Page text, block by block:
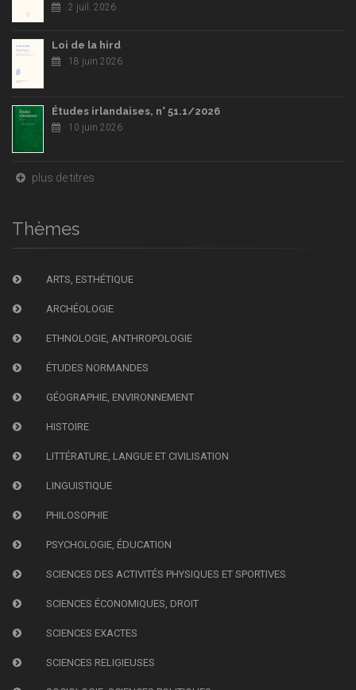
2 juil. 2026
Loi de la hird
18 juin 2026
Études irlandaises, n° 51.1/2026
10 juin 2026
plus de titres
Thèmes
ARTS, ESTHÉTIQUE
ARCHÉOLOGIE
ETHNOLOGIE, ANTHROPOLOGIE
ÉTUDES NORMANDES
GÉOGRAPHIE, ENVIRONNEMENT
HISTOIRE
LITTÉRATURE, LANGUE ET CIVILISATION
LINGUISTIQUE
PHILOSOPHIE
PSYCHOLOGIE, ÉDUCATION
SCIENCES DES ACTIVITÉS PHYSIQUES ET SPORTIVES
SCIENCES ÉCONOMIQUES, DROIT
SCIENCES EXACTES
SCIENCES RELIGIEUSES